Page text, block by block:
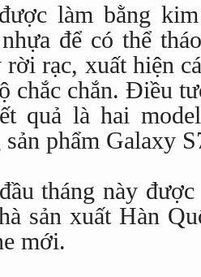
làm bằng
để có thể
rạc, xuất hiện
chắc chắn. Điều
quả là hai
sản phẩm Galaxy
tháng này
sản xuất Hàn
mới.